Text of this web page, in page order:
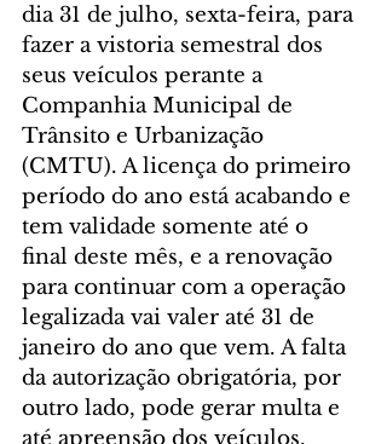
dia 31 de julho, sexta-feira, para
fazer a vistoria semestral dos
seus veículos perante a
Companhia Municipal de
Trânsito e Urbanização
(CMTU). A licença do primeiro
período do ano está acabando e
tem validade somente até o
final deste mês, e a renovação
para continuar com a operação
legalizada vai valer até 31 de
janeiro do ano que vem. A falta
da autorização obrigatória, por
outro lado, pode gerar multa e
até apreensão dos veículos.